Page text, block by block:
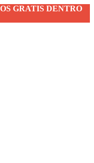
GRATIS DENTRO